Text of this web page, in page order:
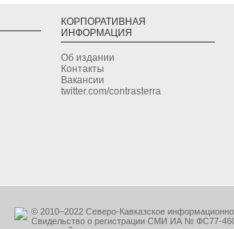
КОРПОРАТИВНАЯ
ИНФОРМАЦИЯ
Об издании
Контакты
Вакансии
twitter.com/contrasterra
© 2010–2022 Северо-Кавказское
Свидельство о регистрации СМИ ИА № ФС77-